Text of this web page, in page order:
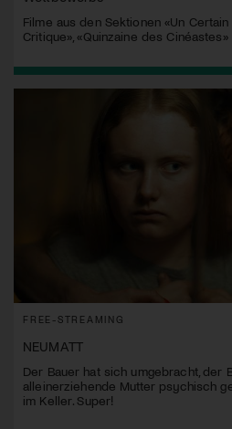
Filme aus den Sektionen «Un
Critique», «Quinzaine des Cinéastes»
FREE-STREAMING
NEUMATT
Der Bauer hat sich umgebracht, der
alleinerziehende Mutter psychisch
im Keller. Super!